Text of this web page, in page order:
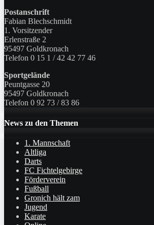
Postanschrift
Fabian Blechschmidt
1. Vorsitzender
Erlenstraße 2
95497 Goldkronach
Telefon 0 15 1 / 42 42 77 46
Sportgelände
Peuntgasse 20
95497 Goldkronach
Telefon 0 92 73 / 83 86
News zu den Themen
1. Mannschaft
Altliga
Darts
FC Fichtelgebirge
Förderverein
Fußball
Gronich hält zam
Jugend
Karate